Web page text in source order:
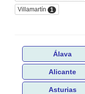
Villamartín
1
Álava
Alicante
Asturias